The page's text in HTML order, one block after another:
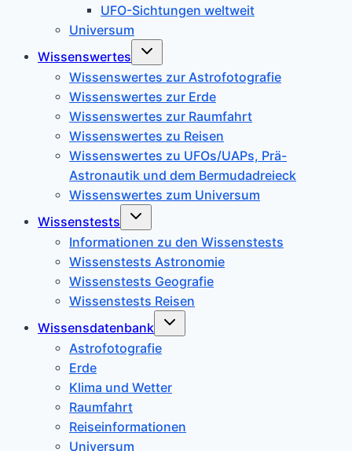
UFO-Sichtungen weltweit
Universum
Wissenswertes
Untermenü
Wissenswertes zur Astrofotografie
Wissenswertes zur Erde
Wissenswertes zur Raumfahrt
Wissenswertes zu Reisen
Wissenswertes zu UFOs/UAPs, Prä-
Astronautik und dem Bermudadreieck
Wissenswertes zum Universum
Wissenstests
Untermenü
Informationen zu den Wissenstests
Wissenstests Astronomie
Wissenstests Geografie
Wissenstests Reisen
Wissensdatenbank
Untermenü
Astrofotografie
Erde
Klima und Wetter
Raumfahrt
Reiseinformationen
Universum